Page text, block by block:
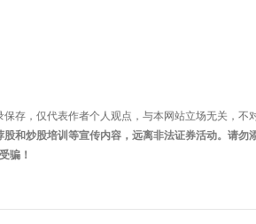
存，仅代表作者个人观点，与本网站立场无关，不
和炒股培训等宣传内容，远离非法证券活动。请勿
骗！